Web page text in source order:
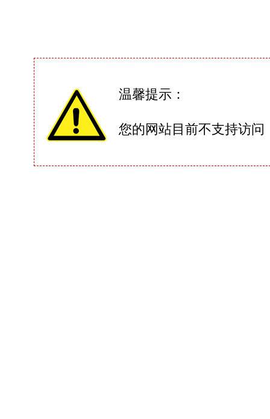
温馨提示：
您的网站目前不支持访